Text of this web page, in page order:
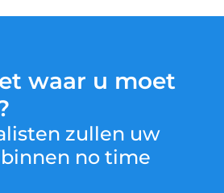
waar u moet
zullen uw
no time